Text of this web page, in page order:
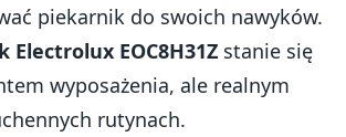
piekarnik do swoich nawyków.
Electrolux EOC8H31Z stanie się
wyposażenia, ale realnym
rutynach.